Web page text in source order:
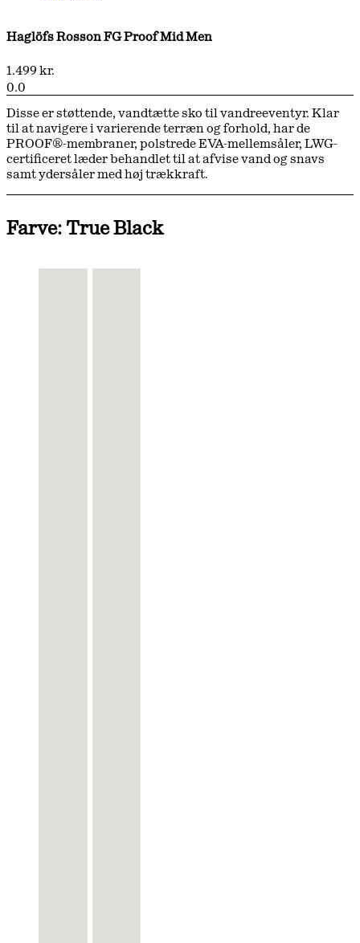
Haglöfs Rosson FG Proof Mid Men
1.499 kr.
0.0
Disse er støttende, vandtætte sko til vandreeventyr. Klar
til at navigere i varierende terræn og forhold, har de
PROOF®-membraner, polstrede EVA-mellemsåler, LWG-
certificeret læder behandlet til at afvise vand og snavs
samt ydersåler med høj trækkraft.
Farve: True Black